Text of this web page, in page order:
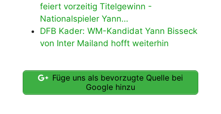
feiert vorzeitig Titelgewinn -
Nationalspieler Yann…
DFB Kader: WM-Kandidat Yann Bisseck
von Inter Mailand hofft weiterhin
Füge uns als bevorzugte Quelle bei
Google hinzu